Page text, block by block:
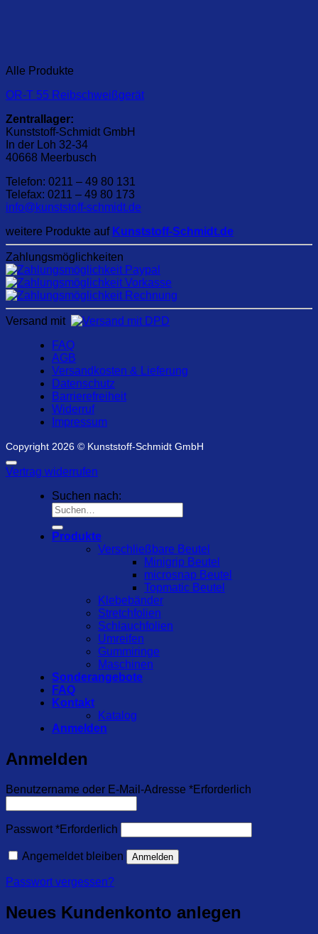
Alle Produkte
OR-T 55 Reibschweißgerät
Zentrallager:
Kunststoff-Schmidt GmbH
In der Loh 32-34
40668 Meerbusch
Telefon: 0211 – 49 80 131
Telefax: 0211 – 49 80 173
info@kunststoff-schmidt.de
weitere Produkte auf Kunststoff-Schmidt.de
Zahlungsmöglichkeiten
Versand mit
FAQ
AGB
Versandkosten & Lieferung
Datenschutz
Barrierefreiheit
Widerruf
Impressum
Copyright 2026 © Kunststoff-Schmidt GmbH
Vertrag widerrufen
Suchen nach:
Produkte
Verschließbare Beutel
Minigrip Beutel
microsnap Beutel
Topmatic Beutel
Klebebänder
Stretchfolien
Schlauchfolien
Umreifen
Gummiringe
Maschinen
Sonderangebote
FAQ
Kontakt
Katalog
Anmelden
Anmelden
Benutzername oder E-Mail-Adresse *Erforderlich
Passwort*Erforderlich
Angemeldet bleiben Anmelden
Passwort vergessen?
Neues Kundenkonto anlegen